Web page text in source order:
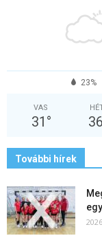
23%
VAS
31 ° 36
További hírek